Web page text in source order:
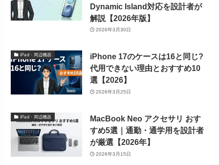
Dynamic Island対応を設計者が
解説【2026年版】
2026年3月30日
iPad・周辺機器
iPhone 17のケースは16と同じ?
代用できない理由とおすすめ10
選【2026】
2026年3月25日
iPad・周辺機器
MacBook Neo アクセサリ おす
すめ5選｜通勤・通学用を設計者
が厳選【2026年】
2026年3月15日